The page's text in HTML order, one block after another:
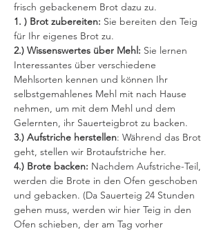
frisch gebackenem Brot dazu zu.
1. ) Brot zubereiten: Sie bereiten den Teig
für Ihr eigenes Brot zu.
2.) Wissenswertes über Mehl: Sie lernen
Interessantes über verschiedene
Mehlsorten kennen und können Ihr
selbstgemahlenes Mehl mit nach Hause
nehmen, um mit dem Mehl und dem
Gelernten, ihr Sauerteigbrot zu backen.
3.) Aufstriche herstellen: Während das Brot
geht, stellen wir Brotaufstriche her.
4.) Brote backen: Nachdem Aufstriche-Teil,
werden die Brote in den Ofen geschoben
und gebacken. (Da Sauerteig 24 Stunden
gehen muss, werden wir hier Teig in den
Ofen schieben, der am Tag vorher